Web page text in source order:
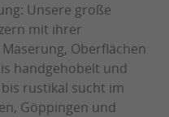
Unsere große
mit ihrer
Oberflächen
handgehobelt und
rustikal sucht im
Göppingen und